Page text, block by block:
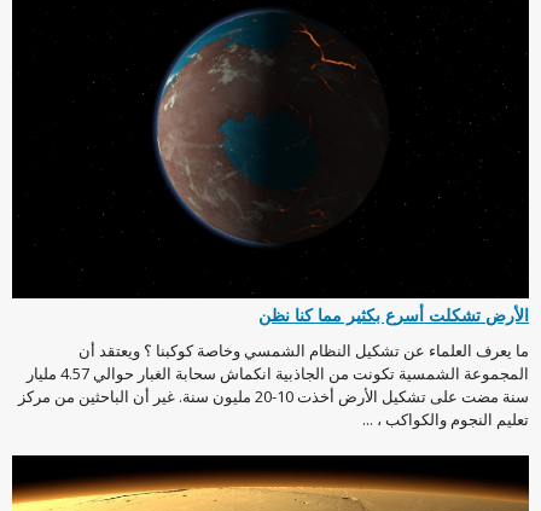
الأرض تشكلت أسرع بكثير مما كنا نظن
ما يعرف العلماء عن تشكيل النظام الشمسي وخاصة كوكبنا ؟ ويعتقد أن
المجموعة الشمسية تكونت من الجاذبية انكماش سحابة الغبار حوالي 4.57 مليار
سنة مضت على تشكيل الأرض أخذت 10-20 مليون سنة. غير أن الباحثين من مركز
تعليم النجوم والكواكب ، ...